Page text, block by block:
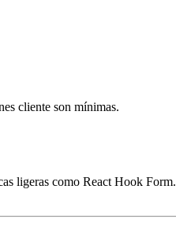
cliente son mínimas.
ligeras como React Hook Form.